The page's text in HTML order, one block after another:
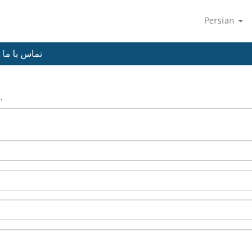
Persian
تماس با ما
ما آماده و منتظر سوالات شما هستیم.